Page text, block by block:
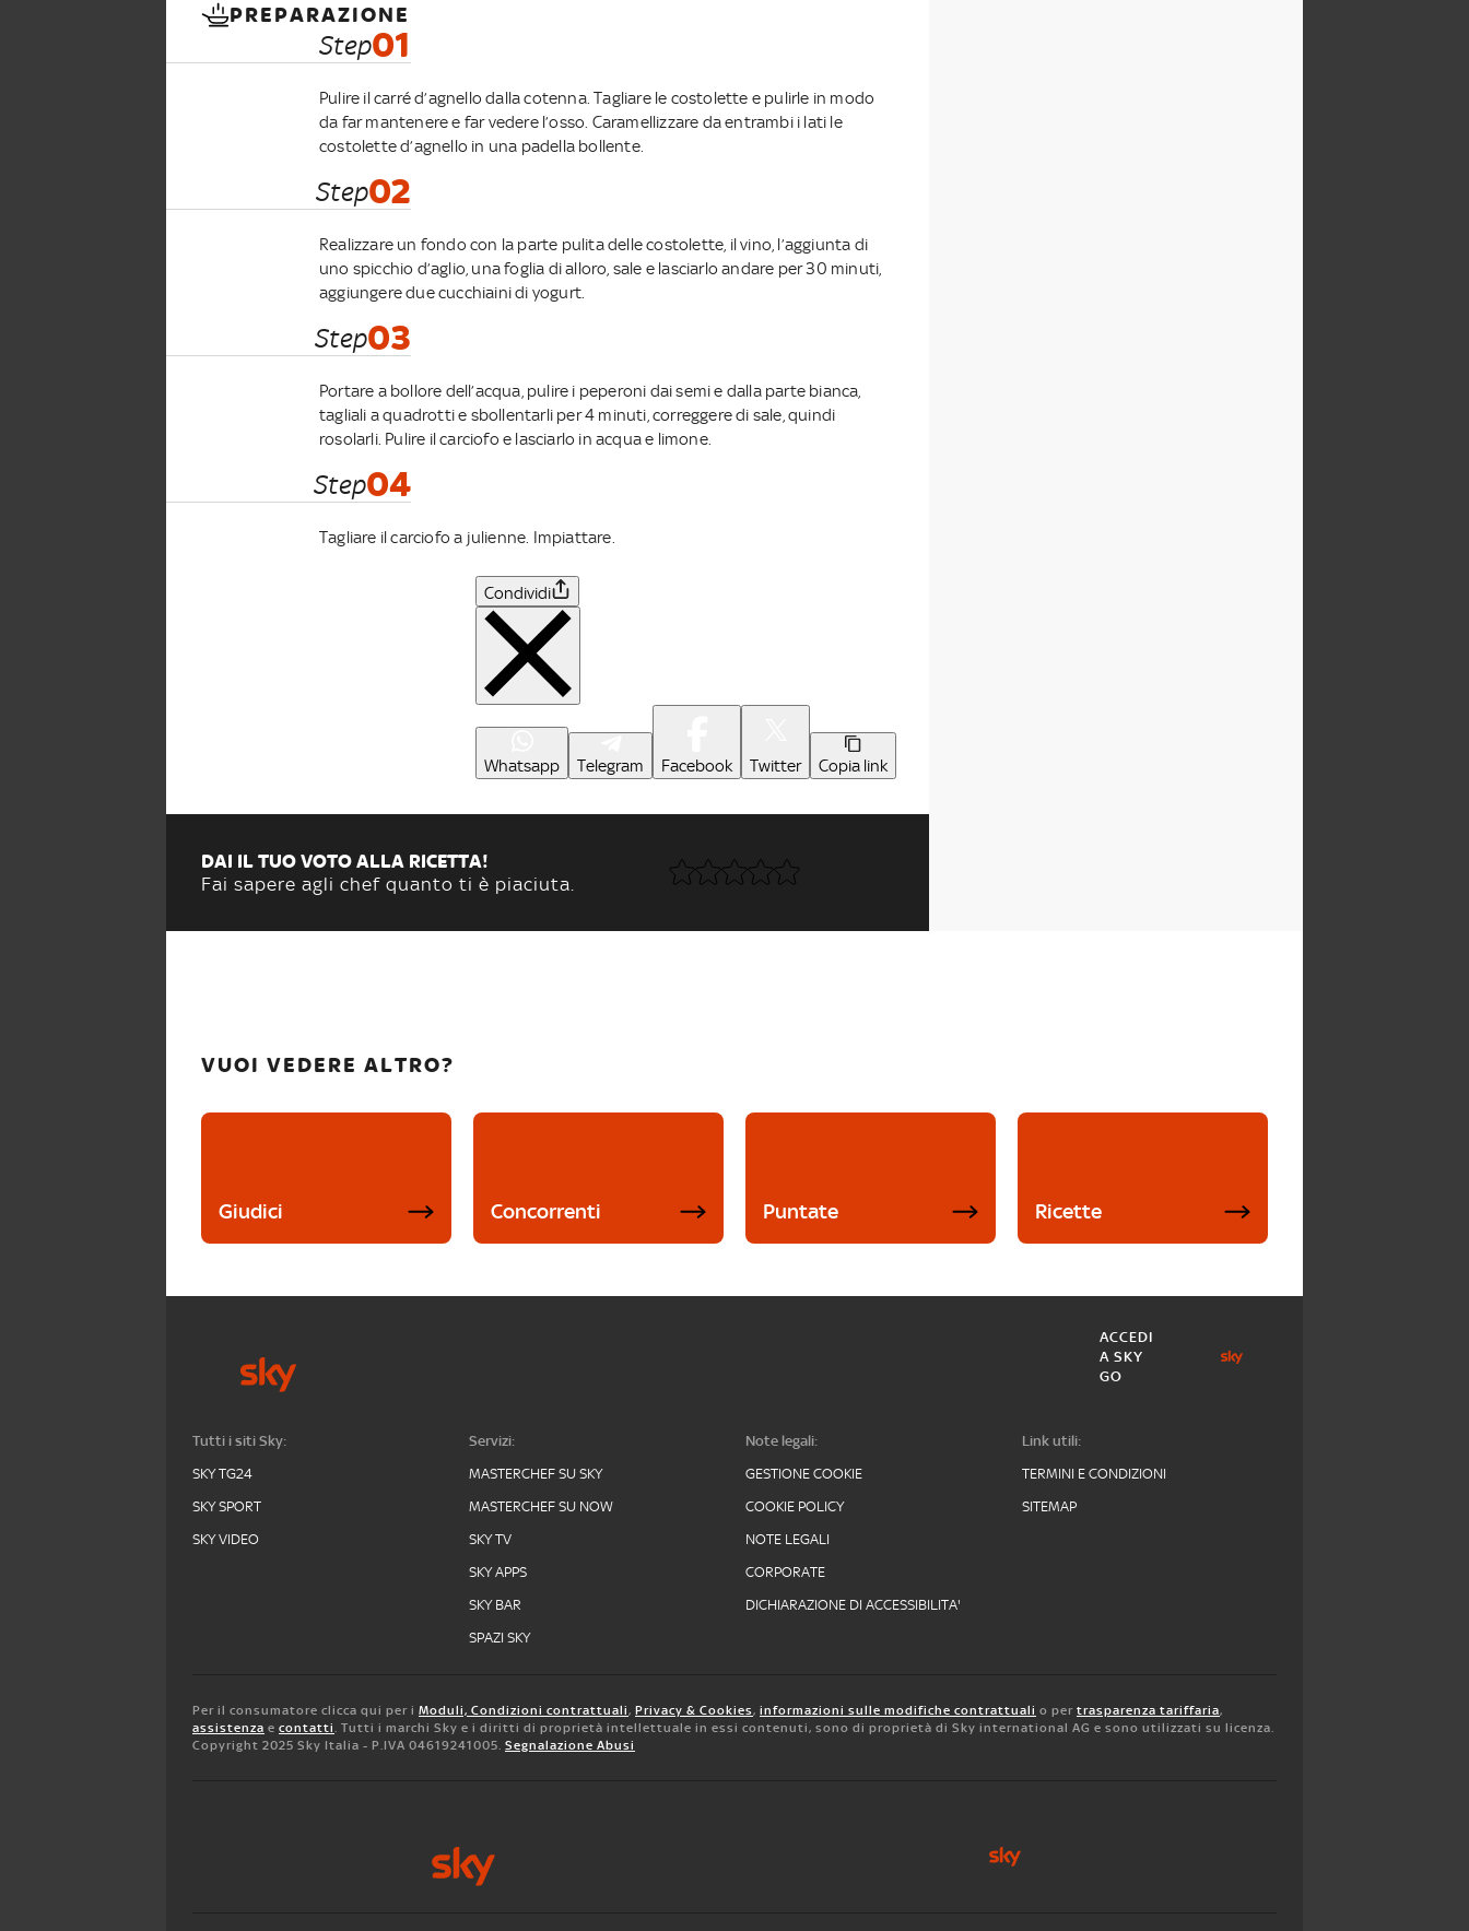
PREPARAZIONE
Step01
Pulire il carré d’agnello dalla cotenna. Tagliare le costolette e pulirle in modo
da far mantenere e far vedere l’osso. Caramellizzare da entrambi i lati le
costolette d’agnello in una padella bollente.
Step02
Realizzare un fondo con la parte pulita delle costolette, il vino, l’aggiunta di
uno spicchio d’aglio, una foglia di alloro, sale e lasciarlo andare per 30 minuti,
aggiungere due cucchiaini di yogurt.
Step03
Portare a bollore dell’acqua, pulire i peperoni dai semi e dalla parte bianca,
tagliali a quadrotti e sbollentarli per 4 minuti, correggere di sale, quindi
rosolarli. Pulire il carciofo e lasciarlo in acqua e limone.
Step04
Tagliare il carciofo a julienne. Impiattare.
Condividi
Whatsapp Telegram Facebook Twitter Copia link
DAI IL TUO VOTO ALLA RICETTA!
Fai sapere agli chef quanto ti è piaciuta.
VUOI VEDERE ALTRO?
Giudici Concorrenti Puntate Ricette
ACCEDI
A SKY
GO
Tutti i siti Sky:
SKY TG24
SKY SPORT
SKY VIDEO
Servizi:
MASTERCHEF SU SKY
MASTERCHEF SU NOW
SKY TV
SKY APPS
SKY BAR
SPAZI SKY
Note legali:
GESTIONE COOKIE
COOKIE POLICY
NOTE LEGALI
CORPORATE
DICHIARAZIONE DI ACCESSIBILITA'
Link utili:
TERMINI E CONDIZIONI
SITEMAP
Per il consumatore clicca qui per i Moduli, Condizioni contrattuali, Privacy & Cookies, informazioni sulle modifiche contrattuali o per trasparenza tariffaria,
assistenza e contatti. Tutti i marchi Sky e i diritti di proprietà intellettuale in essi contenuti, sono di proprietà di Sky international AG e sono utilizzati su licenza.
Copyright 2025 Sky Italia - P.IVA 04619241005. Segnalazione Abusi